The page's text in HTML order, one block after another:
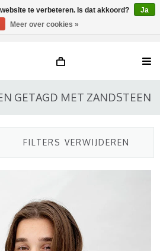
GETAGD MET ZANDSTEEN
FILTERS VERWIJDEREN
te verbeteren. Is dat akkoord?
Ja
Meer over cookies »